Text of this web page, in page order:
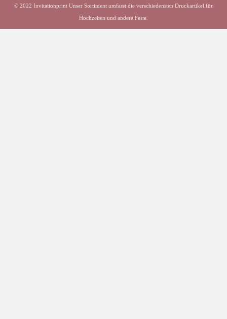
© 2022 Invitationprint Unser Sortiment umfasst die verschiedensten Druckartikel für
Hochzeiten und andere Feste.